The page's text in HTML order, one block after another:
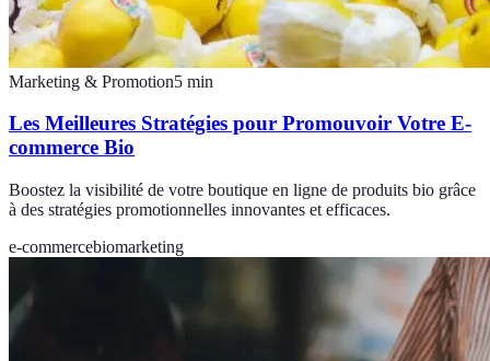
Marketing & Promotion5 min
Les Meilleures Stratégies pour Promouvoir Votre E-
commerce Bio
Boostez la visibilité de votre boutique en ligne de produits bio grâce
à des stratégies promotionnelles innovantes et efficaces.
e-commercebiomarketing